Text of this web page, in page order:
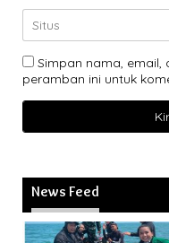
Simpan nama,
peramban ini untuk
News Feed